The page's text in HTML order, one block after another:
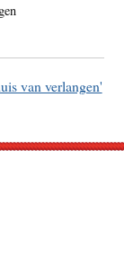
van verlangen'